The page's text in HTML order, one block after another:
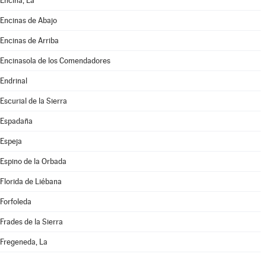
Encinas de Abajo
Encinas de Arriba
Encinasola de los Comendadores
Endrinal
Escurial de la Sierra
Espadaña
Espeja
Espino de la Orbada
Florida de Liébana
Forfoleda
Frades de la Sierra
Fregeneda, La